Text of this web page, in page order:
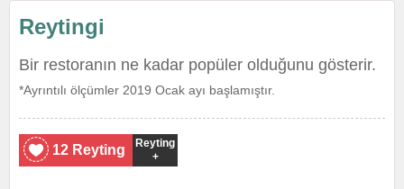
Reytingi
Bir restoranın ne kadar popüler olduğunu gösterir.
*Ayrıntılı ölçümler 2019 Ocak ayı başlamıştır.
12 Reyting
Reyting
+